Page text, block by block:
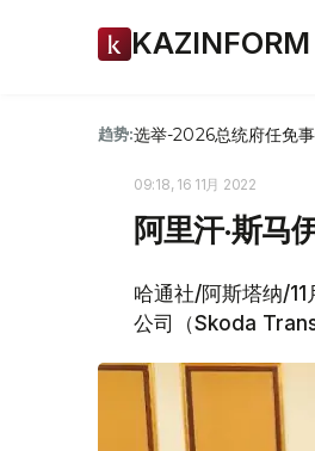
KAZINFORM
趋势:选举-2026总统府任免
09:18, 16 11月 2022
阿里汗·斯马
哈通社/阿斯塔纳/
公司（Skoda